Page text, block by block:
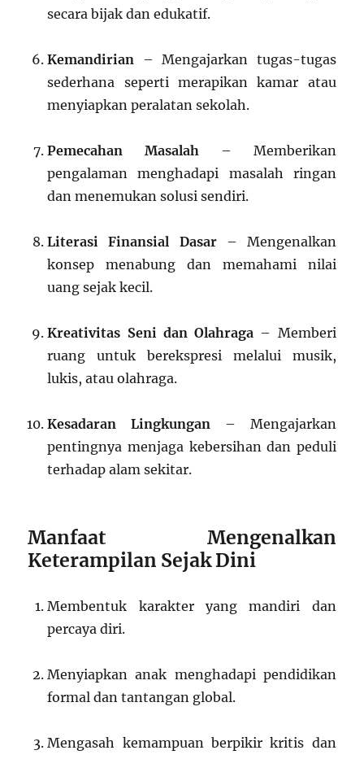
secara bijak dan edukatif.
Kemandirian – Mengajarkan tugas-tugas
sederhana seperti merapikan kamar atau
menyiapkan peralatan sekolah.
Pemecahan Masalah – Memberikan
pengalaman menghadapi masalah ringan
dan menemukan solusi sendiri.
Literasi Finansial Dasar– Mengenalkan
konsep menabung dan memahami nilai
uang sejak kecil.
Kreativitas Seni dan Olahraga – Memberi
ruang untuk berekspresi melalui musik,
lukis, atau olahraga.
Kesadaran Lingkungan – Mengajarkan
pentingnya menjaga kebersihan dan peduli
terhadap alam sekitar.
Manfaat Mengenalkan
Keterampilan Sejak Dini
Membentuk karakter yang mandiri dan
percaya diri.
Menyiapkan anak menghadapi pendidikan
formal dan tantangan global.
Mengasah kemampuan berpikir kritis dan